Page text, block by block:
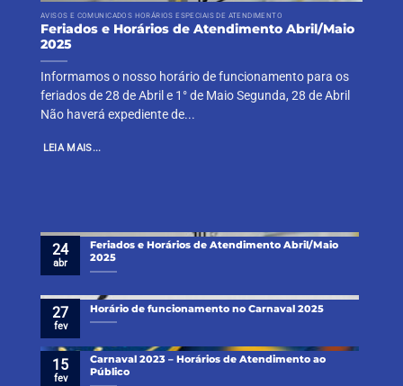
AVISOS E COMUNICADOS HORÁRIOS ESPECIAIS DE ATENDIMENTO
Feriados e Horários de Atendimento Abril/Maio
2025
Informamos o nosso horário de funcionamento para os
feriados de 28 de Abril e 1° de Maio Segunda, 28 de Abril
Não haverá expediente de...
LEIA MAIS...
Feriados e Horários de Atendimento Abril/Maio
2025
24
abr
Horário de funcionamento no Carnaval 2025
27
fev
Carnaval 2023 – Horários de Atendimento ao
Público
15
fev